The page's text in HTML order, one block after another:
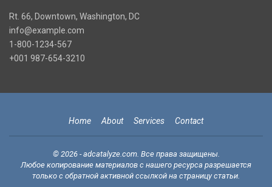
Rt. 66, Downtown, Washington, DC
info@example.com​
1-800-1234-567
+001 987-654-3210
Home About Services Contact
© 2026 - adcatalyze.com. Все права защищены.
Любое копирование материалов с нашего ресурса разрешается
только с обратной активной ссылкой на страницу статьи.